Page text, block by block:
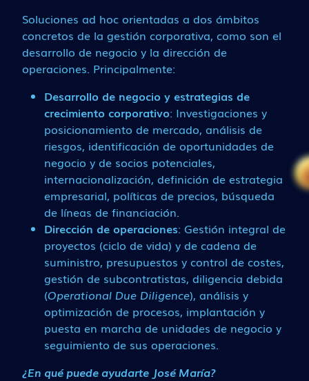
Soluciones ad hoc orientadas a dos ámbitos
concretos de la gestión corporativa, como son el
desarrollo de negocio y la dirección de
operaciones. Principalmente:
Desarrollo de negocio y estrategias de
crecimiento corporativo: Investigaciones y
posicionamiento de mercado, análisis de
riesgos, identificación de oportunidades de
negocio y de socios potenciales,
internacionalización, definición de estrategia
empresarial, políticas de precios, búsqueda
de líneas de financiación.
Dirección de operaciones: Gestión integral de
proyectos (ciclo de vida) y de cadena de
suministro, presupuestos y control de costes,
gestión de subcontratistas, diligencia debida
(Operational Due Diligence), análisis y
optimización de procesos, implantación y
puesta en marcha de unidades de negocio y
seguimiento de sus operaciones.
¿En qué puede ayudarte José María?